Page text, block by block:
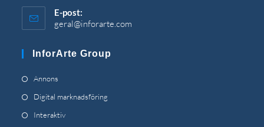
E-post:
geral@inforarte.com
InforArte Group
Annons
ny
Digital marknadsföring
InteraktivÖppnas